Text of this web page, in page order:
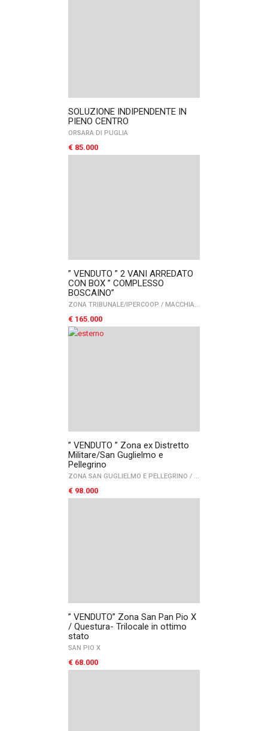
SOLUZIONE INDIPENDENTE IN
PIENO CENTRO
ORSARA DI PUGLIA
€ 85.000
” VENDUTO ” 2 VANI ARREDATO
CON BOX ” COMPLESSO
BOSCAINO”
ZONA TRIBUNALE/IPERCOOP / MACCHIA GIALLA
€ 165.000
” VENDUTO ” Zona ex Distretto
Militare/San Guglielmo e
Pellegrino
ZONA SAN GUGLIELMO E PELLEGRINO /
€ 98.000
” VENDUTO” Zona San Pan Pio X
/ Questura- Trilocale in ottimo
stato
SAN PIO X
€ 68.000